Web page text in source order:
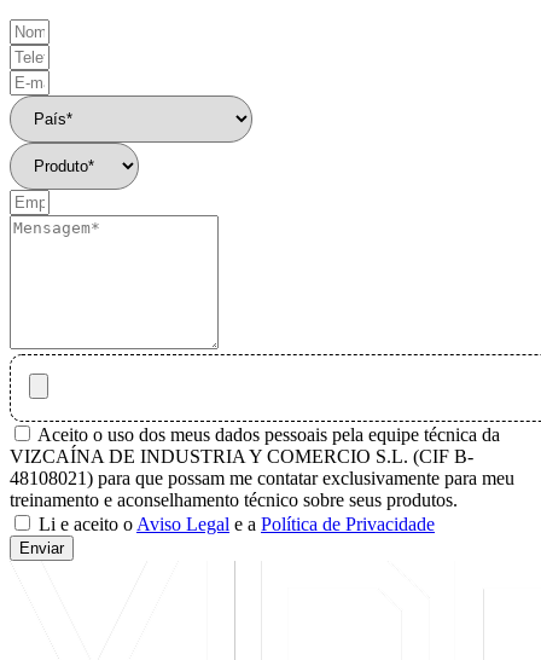
Aceito o uso dos meus dados pessoais pela equipe técnica da
VIZCAÍNA DE INDUSTRIA Y COMERCIO S.L. (CIF B-
48108021) para que possam me contatar exclusivamente para meu
treinamento e aconselhamento técnico sobre seus produtos.
Li e aceito o Aviso Legal e a Política de Privacidade
Enviar